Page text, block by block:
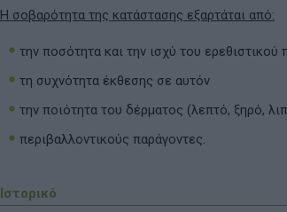
Η σοβαρότητα της κατάστασης εξαρτάται από:
την ποσότητα και την ισχύ του ερεθιστικού
τη συχνότητα έκθεσης σε αυτόν
την ποιότητα του δέρματος (λεπτό, ξηρό,
περιβαλλοντικούς παράγοντες.
Iστορικό